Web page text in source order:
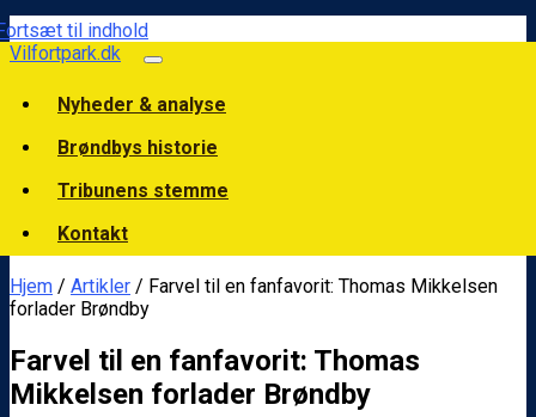
til indhold
Vilfortpark.dk
Nyheder & analyse
Brøndbys historie
Tribunens stemme
Kontakt
Hjem / Artikler / Farvel til en fanfavorit: Thomas Mikkelsen
forlader Brøndby
Farvel til en fanfavorit: Thomas
Mikkelsen forlader Brøndby